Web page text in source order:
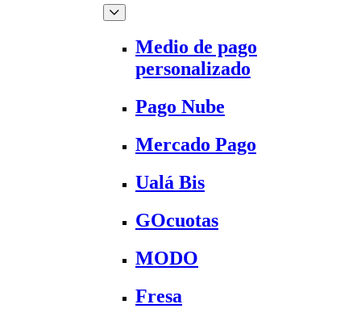
Medio de pago
personalizado
Pago Nube
Mercado Pago
Ualá Bis
GOcuotas
MODO
Fresa